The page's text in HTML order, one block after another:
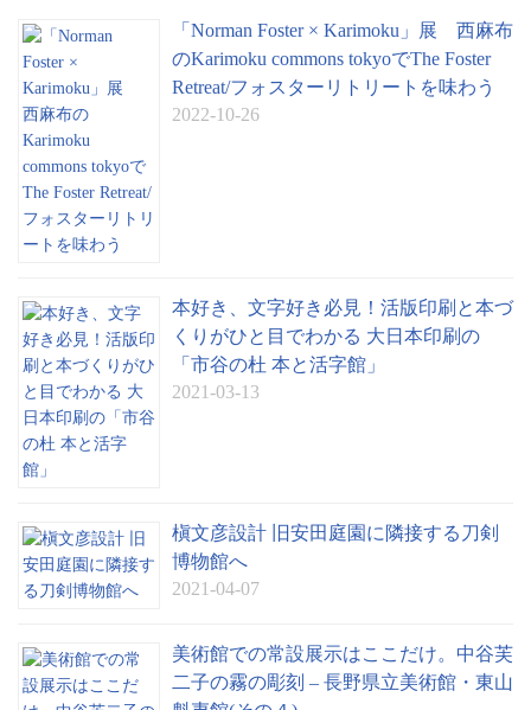
「Norman Foster × Karimoku」展 西麻布
のKarimoku commons tokyoでThe Foster
Retreat/フォスターリトリートを味わう
2022-10-26
本好き、文字好き必見！活版印刷と本づ
くりがひと目でわかる 大日本印刷の
「市谷の杜 本と活字館」
2021-03-13
槇文彦設計 旧安田庭園に隣接する刀剣
博物館へ
2021-04-07
美術館での常設展示はここだけ。中谷芙
二子の霧の彫刻 – 長野県立美術館・東山